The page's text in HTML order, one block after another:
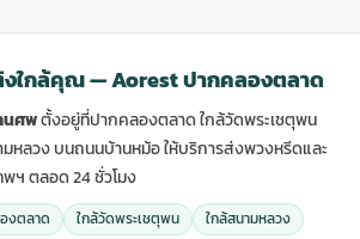
งใกล้คุณ — Aorest ปากคลองตลาด
นศพตั้งอยู่ที่ปากคลองตลาด ใกล้วัดพระเชตุพน
มหลวง บนถนนบ้านหม้อ ให้บริการส่งพวงหรีดและ
ฯ ตลอด 24 ชั่วโมง
งตลาด ใกล้วัดพระเชตุพน
ใกล้สนามหลวง